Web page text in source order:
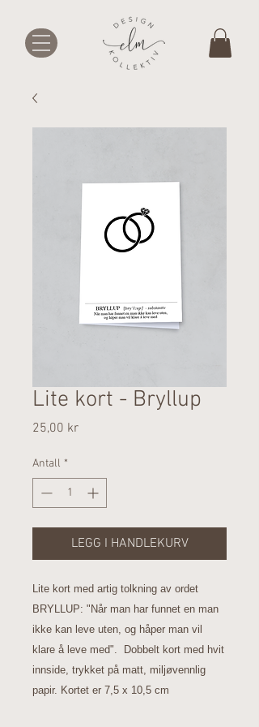
Lite kort - Bryllup
25,00 krPris
Antall *
LEGG I HANDLEKURV
Lite kort med artig tolkning av ordet
BRYLLUP: "Når man har funnet en man
ikke kan leve uten, og håper man vil
klare å leve med". Dobbelt kort med hvit
innside, trykket på matt, miljøvennlig
papir. Kortet er 7,5 x 10,5 cm